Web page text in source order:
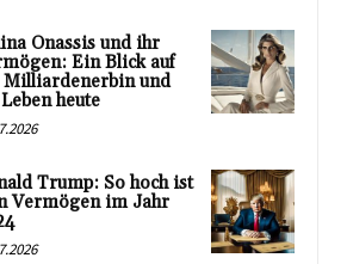
Onassis und ihr
Ein Blick auf
Milliardenerbin und
heute
Trump: So hoch ist
Vermögen im Jahr